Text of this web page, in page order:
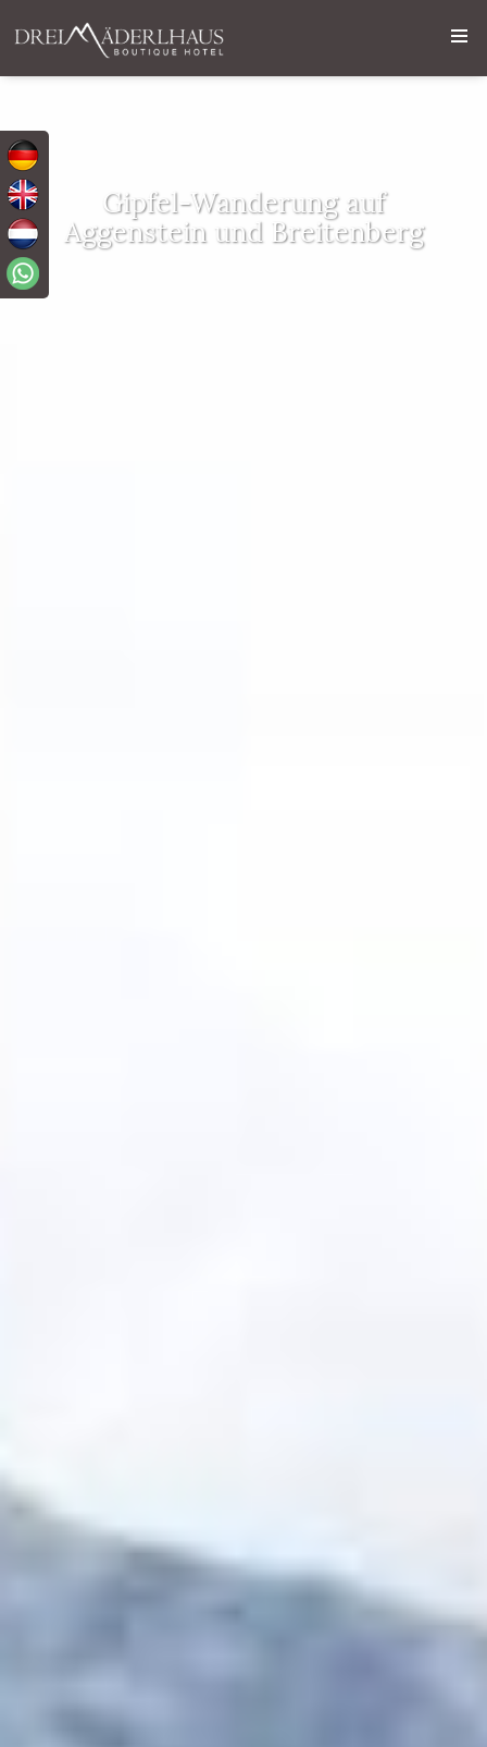
Gipfel-Wanderung auf
Aggenstein und Breitenberg